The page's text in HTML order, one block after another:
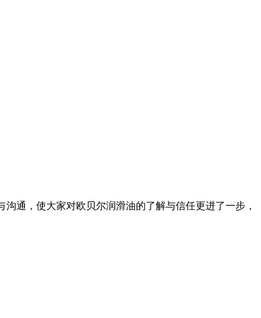
通，使大家对欧贝尔润滑油的了解与信任更进了一步，